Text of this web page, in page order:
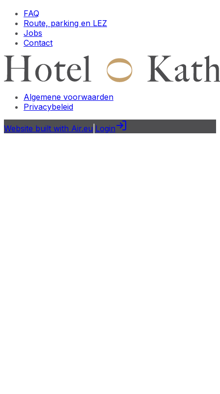
FAQ
Route, parking en LEZ
Jobs
Contact
Algemene voorwaarden
Privacybeleid
Website built with Air.eu Login